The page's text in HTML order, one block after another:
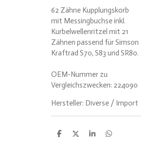
62 Zähne Kupplungskorb
mit Messingbuchse inkl.
Kurbelwellenritzel mit 21
Zähnen passend für Simson
Kraftrad S70, S83 und SR80.
OEM-Nummer zu
Vergleichszwecken: 224090
Hersteller: Diverse / Import
T
T
T
T